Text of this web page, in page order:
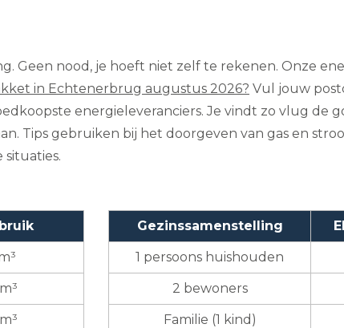
Geen nood, je hoeft niet zelf te rekenen. Onze
in Echtenerbrug augustus 2026? Vul jouw
energieleveranciers. Je vindt zo vlug de
Tips gebruiken bij het doorgeven van gas en
Gezinssamenstelling
1 persoons huishouden
2 bewoners
Familie (1 kind)